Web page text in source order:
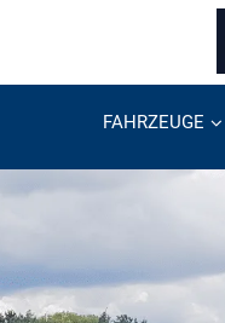
FAHRZEUGE